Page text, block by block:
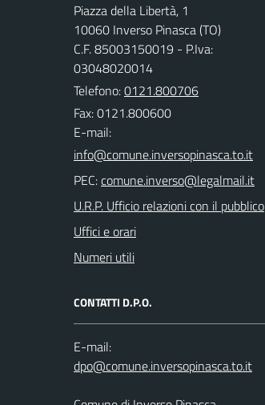
Piazza della Libertà, 1
10060 Inverso Pinasca (TO)
C.F. 85003150019 - P.Iva:
03048020014
Telefono:0121.800706
Fax: 0121.800600
E-mail:
PEC:
U.R.P. Ufficio relazioni con il pubblico
Uffici e orari
Numeri utili
CONTATTI D.P.O.
E-mail: